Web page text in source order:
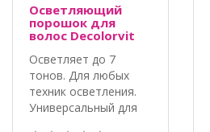
Осветляющий
порошок для
волос Decolorvit
универсальный,
Selective
Осветляет до 7
тонов. Для любых
техник осветления.
Универсальный для